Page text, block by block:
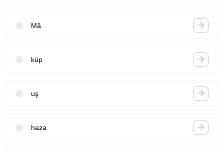
Mâ
küp
uş
haza